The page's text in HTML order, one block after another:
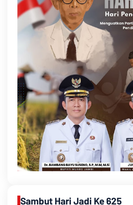
Sambut Hari Jadi Ke 625